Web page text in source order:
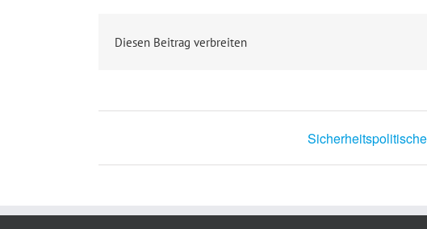
Diesen Beitrag verbreiten